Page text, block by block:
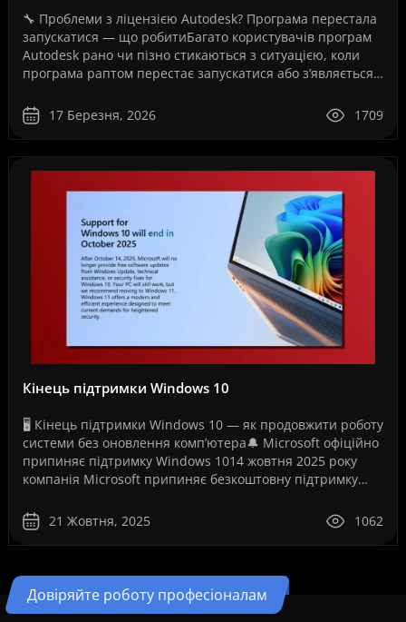
🔧 Проблеми з ліцензією Autodesk? Програма перестала
запускатися — що робитиБагато користувачів програм
Autodesk рано чи пізно стикаються з ситуацією, коли
програма раптом перестає запускатися або з’являється
17 Березня, 2026
1709
Кінець підтримки Windows 10
🖥️ Кінець підтримки Windows 10 — як продовжити роботу
системи без оновлення комп’ютера🔔 Microsoft офіційно
припиняє підтримку Windows 1014 жовтня 2025 року
компанія Microsoft припиняє безкоштовну підтримку
21 Жовтня, 2025
1062
Довіряйте роботу професіоналам